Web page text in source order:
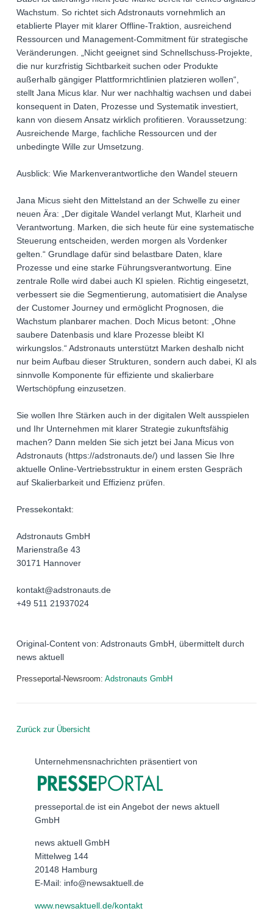
Wachstum. So richtet sich Adstronauts vornehmlich an
etablierte Player mit klarer Offline-Traktion, ausreichend
Ressourcen und Management-Commitment für strategische
Veränderungen. „Nicht geeignet sind Schnellschuss-Projekte,
die nur kurzfristig Sichtbarkeit suchen oder Produkte
außerhalb gängiger Plattformrichtlinien platzieren wollen“,
stellt Jana Micus klar. Nur wer nachhaltig wachsen und dabei
konsequent in Daten, Prozesse und Systematik investiert,
kann von diesem Ansatz wirklich profitieren. Voraussetzung:
Ausreichende Marge, fachliche Ressourcen und der
unbedingte Wille zur Umsetzung.
Ausblick: Wie Markenverantwortliche den Wandel steuern
Jana Micus sieht den Mittelstand an der Schwelle zu einer
neuen Ära: „Der digitale Wandel verlangt Mut, Klarheit und
Verantwortung. Marken, die sich heute für eine systematische
Steuerung entscheiden, werden morgen als Vordenker
gelten.“ Grundlage dafür sind belastbare Daten, klare
Prozesse und eine starke Führungsverantwortung. Eine
zentrale Rolle wird dabei auch KI spielen. Richtig eingesetzt,
verbessert sie die Segmentierung, automatisiert die Analyse
der Customer Journey und ermöglicht Prognosen, die
Wachstum planbarer machen. Doch Micus betont: „Ohne
saubere Datenbasis und klare Prozesse bleibt KI
wirkungslos.“ Adstronauts unterstützt Marken deshalb nicht
nur beim Aufbau dieser Strukturen, sondern auch dabei, KI als
sinnvolle Komponente für effiziente und skalierbare
Wertschöpfung einzusetzen.
Sie wollen Ihre Stärken auch in der digitalen Welt ausspielen
und Ihr Unternehmen mit klarer Strategie zukunftsfähig
machen? Dann melden Sie sich jetzt bei Jana Micus von
Adstronauts (https://adstronauts.de/) und lassen Sie Ihre
aktuelle Online-Vertriebsstruktur in einem ersten Gespräch
auf Skalierbarkeit und Effizienz prüfen.
Pressekontakt:
Adstronauts GmbH
Marienstraße 43
30171 Hannover
kontakt@adstronauts.de
+49 511 21937024
Original-Content von: Adstronauts GmbH, übermittelt durch
news aktuell
Presseportal-Newsroom: Adstronauts GmbH
Zurück zur Übersicht
Unternehmensnachrichten präsentiert von
presseportal.de ist ein Angebot der news aktuell
GmbH
news aktuell GmbH
Mittelweg 144
20148 Hamburg
E-Mail: info@newsaktuell.de
www.newsaktuell.de/kontakt